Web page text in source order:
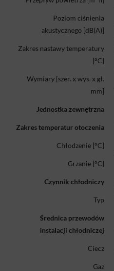
Poziom ciśnienia
akustycznego [dB(A)]
Zakres nastawy temperatury
[°C]
Wymiary [szer. x wys. x gł.
mm]
Jednostka zewnętrzna
Zakres temperatur otoczenia
Chłodzenie [°C]
Grzanie [°C]
Czynnik chłodniczy
Typ
Średnica przewodów
instalacji chłodniczej
Ciecz
Gaz